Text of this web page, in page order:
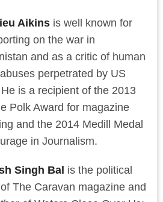
Aikins is well known for
on the war in
and as a critic of human
perpetrated by US
is a recipient of the 2013
Polk Award for magazine
and the 2014 Medill Medal
in Journalism.
Singh Bal is the political
The Caravan magazine and